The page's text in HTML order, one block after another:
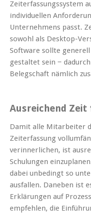
Zeiterfassungssystem
individuellen
Unternehmens passt.
sowohl als Desktop-
Software sollte
gestaltet sein −
Belegschaft nämlich
Ausreichend
Damit alle Mitarbeiter
Zeiterfassung
verinnerlichen, ist
Schulungen
dabei unbedingt so
ausfallen. Daneben ist
Erklärungen auf
empfehlen, die